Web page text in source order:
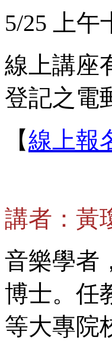
5/25 上午
線上講座
登記之電
【線上報
講者：黃
音樂學者
博士。任
等大專院